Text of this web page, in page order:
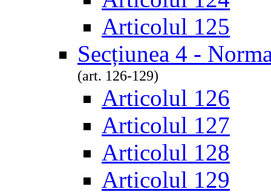
Articolul 125
Secțiunea 4 -
(art. 126-129)
Articolul 126
Articolul 127
Articolul 128
Articolul 129